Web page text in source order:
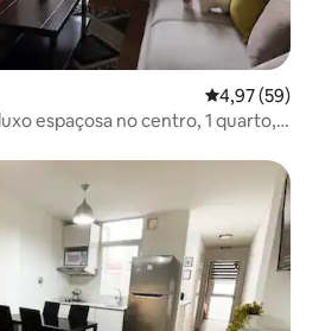
4,97 de uma
4,97 (59)
espaçosa no centro, 1 quarto,